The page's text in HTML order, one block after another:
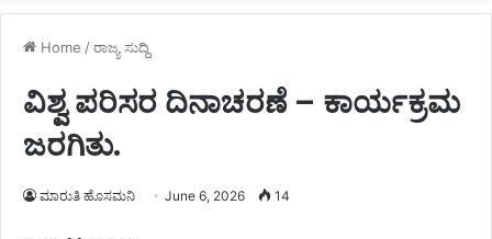
Home /ರಾಜ್ಯ ಸುದ್ದಿ
ವಿಶ್ವ ಪರಿಸರ ದಿನಾಚರಣೆ – ಕಾರ್ಯಕ್ರಮ
ಜರಗಿತು.
ಮಾರುತಿ ಹೊಸಮನಿ June 6, 2026 14